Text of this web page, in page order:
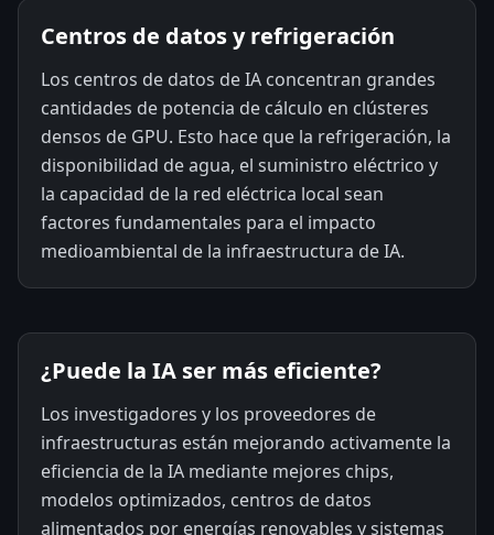
Centros de datos y refrigeración
Los centros de datos de IA concentran grandes
cantidades de potencia de cálculo en clústeres
densos de GPU. Esto hace que la refrigeración, la
disponibilidad de agua, el suministro eléctrico y
la capacidad de la red eléctrica local sean
factores fundamentales para el impacto
medioambiental de la infraestructura de IA.
¿Puede la IA ser más eficiente?
Los investigadores y los proveedores de
infraestructuras están mejorando activamente la
eficiencia de la IA mediante mejores chips,
modelos optimizados, centros de datos
alimentados por energías renovables y sistemas